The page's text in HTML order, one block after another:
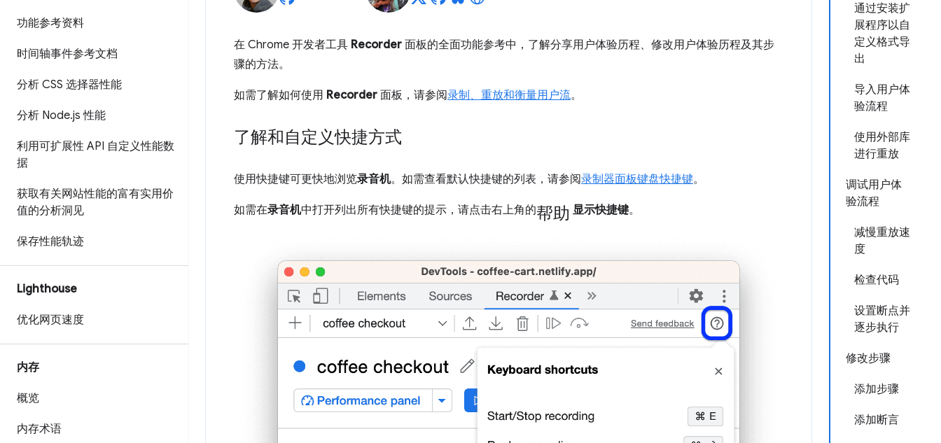
功能参考资料
时间轴事件参考文档
分析 CSS 选择器性能
分析 Node.js 性能
利用可扩展性 API 自定义性能数
据
获取有关网站性能的富有实用价
值的分析洞见
保存性能轨迹
Lighthouse
优化网页速度
内存
概览
内存术语
通过安装扩
展程序以自
定义格式导
出
导入用户体
验流程
使用外部库
进行重放
调试用户体
验流程
减慢重放速
度
检查代码
设置断点并
逐步执行
修改步骤
添加步骤
添加断言
在 Chrome 开发者工具 Recorder 面板的全面功能参考中，了解分享用户体验历程、修改用户体验历程及其步
骤的方法。
如需了解如何使用 Recorder 面板，请参阅录制、重放和衡量用户流。
了解和自定义快捷方式
使用快捷键可更快地浏览录音机。如需查看默认快捷键的列表，请参阅录制器面板键盘快捷键。
如需在录音机中打开列出所有快捷键的提示，请点击右上角的帮助 显示快捷键。